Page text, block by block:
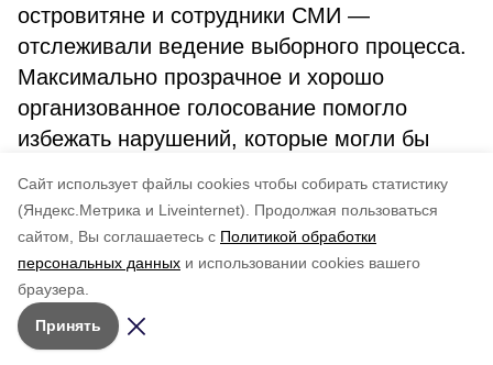
Cайт использует файлы cookies чтобы собирать статистику
(Яндекс.Метрика и Liveinternet).
Продолжая пользоваться
сайтом, Вы соглашаетесь с Политикой обработки
персональных данных и использовании cookies вашего
браузера.
Принять
островитяне и сотрудники СМИ —
отслеживали ведение выборного процесса.
Максимально прозрачное и хорошо
организованное голосование помогло
избежать нарушений, которые могли бы
жителей Сахалинской области.
по оценке
5